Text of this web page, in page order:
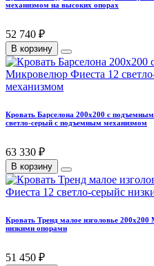
механизмом на высоких опорах
52 740 ₽
В корзину
Кровать Барселона 200х200 с
светло-серый с подъемным механизмом
63 330 ₽
В корзину
Кровать Тренд малое изголовье
низкими опорами
51 450 ₽